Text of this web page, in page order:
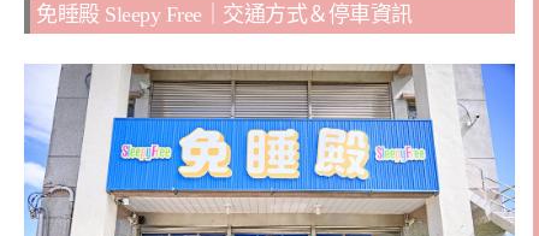
免睡殿 Sleepy Free｜交通方式＆停車資訊